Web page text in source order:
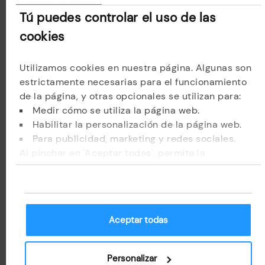
Tú puedes controlar el uso de las
cookies
Utilizamos cookies en nuestra página. Algunas son
estrictamente necesarias para el funcionamiento
de la página, y otras opcionales se utilizan para:
Medir cómo se utiliza la página web.
Habilitar la personalización de la página web.
Para publicidad, marketing y redes sociales.
Al pinchar en 'Aceptar todas', permite la
instalación de las cookies. Si prefieres
Aceptar todas
Personalizar
Correo electrónico
No recuerdo mi correo
Siguiente
Nota legal
Grandvalira Resorts 2025 - 2026